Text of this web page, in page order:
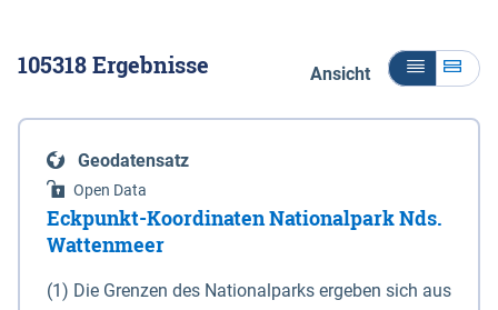
105318Ergebnisse Ansicht
Geodatensatz
Open Data
Eckpunkt-Koordinaten Nationalpark Nds.
Wattenmeer
(1) Die Grenzen des Nationalparks ergeben sich aus